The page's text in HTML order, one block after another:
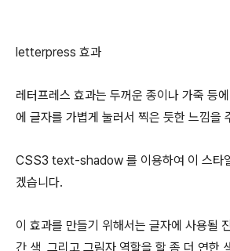
letterpress 효과
레터프레스 효과는 두꺼운 종이나 가죽 등
에 글자를 가볍게 눌러서 찍은 듯한 느낌을
CSS3 text-shadow 를 이용하여 이 스타
겠습니다.
이 효과를 만들기 위해서는 글자에 사용될
간 색, 그리고 그림자 역할을 할 좀 더 연한